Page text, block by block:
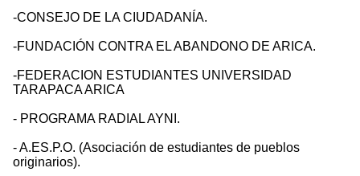
-CONSEJO DE LA CIUDADANÍA.
-FUNDACIÓN CONTRA EL ABANDONO DE ARICA.
-FEDERACION ESTUDIANTES UNIVERSIDAD
TARAPACA ARICA
- PROGRAMA RADIAL AYNI.
- A.ES.P.O. (Asociación de estudiantes de pueblos
originarios).